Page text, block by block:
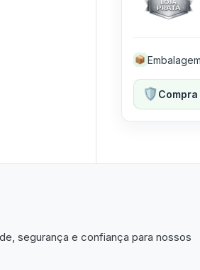
📦
🛡️
segurança e confiança para nossos